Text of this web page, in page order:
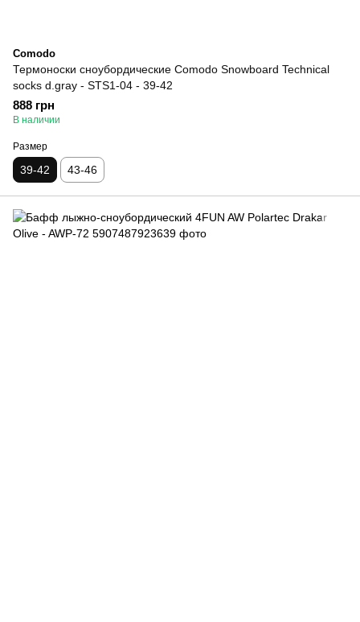
Comodo
Термоноски сноубордические Comodo Snowboard Technical
socks d.gray - STS1-04 - 39-42
888 грн
В наличии
Размер
39-42 43-46